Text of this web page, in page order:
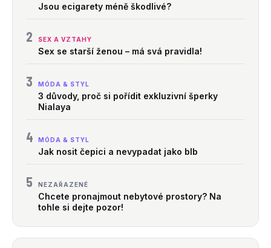
Jsou ecigarety méně škodlivé?
2 SEX A VZTAHY
Sex se starší ženou – má svá pravidla!
3 MÓDA & STYL
3 důvody, proč si pořídit exkluzivní šperky
Nialaya
4 MÓDA & STYL
Jak nosit čepici a nevypadat jako blb
5 NEZAŘAZENÉ
Chcete pronajmout nebytové prostory? Na
tohle si dejte pozor!